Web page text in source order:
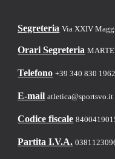
Segreteria Via XXIV
Orari Segreteria
Telefono +39 340 830 1962
E-mail atletica@sportsvo.it
Codice fiscale
Partita I.V.A.